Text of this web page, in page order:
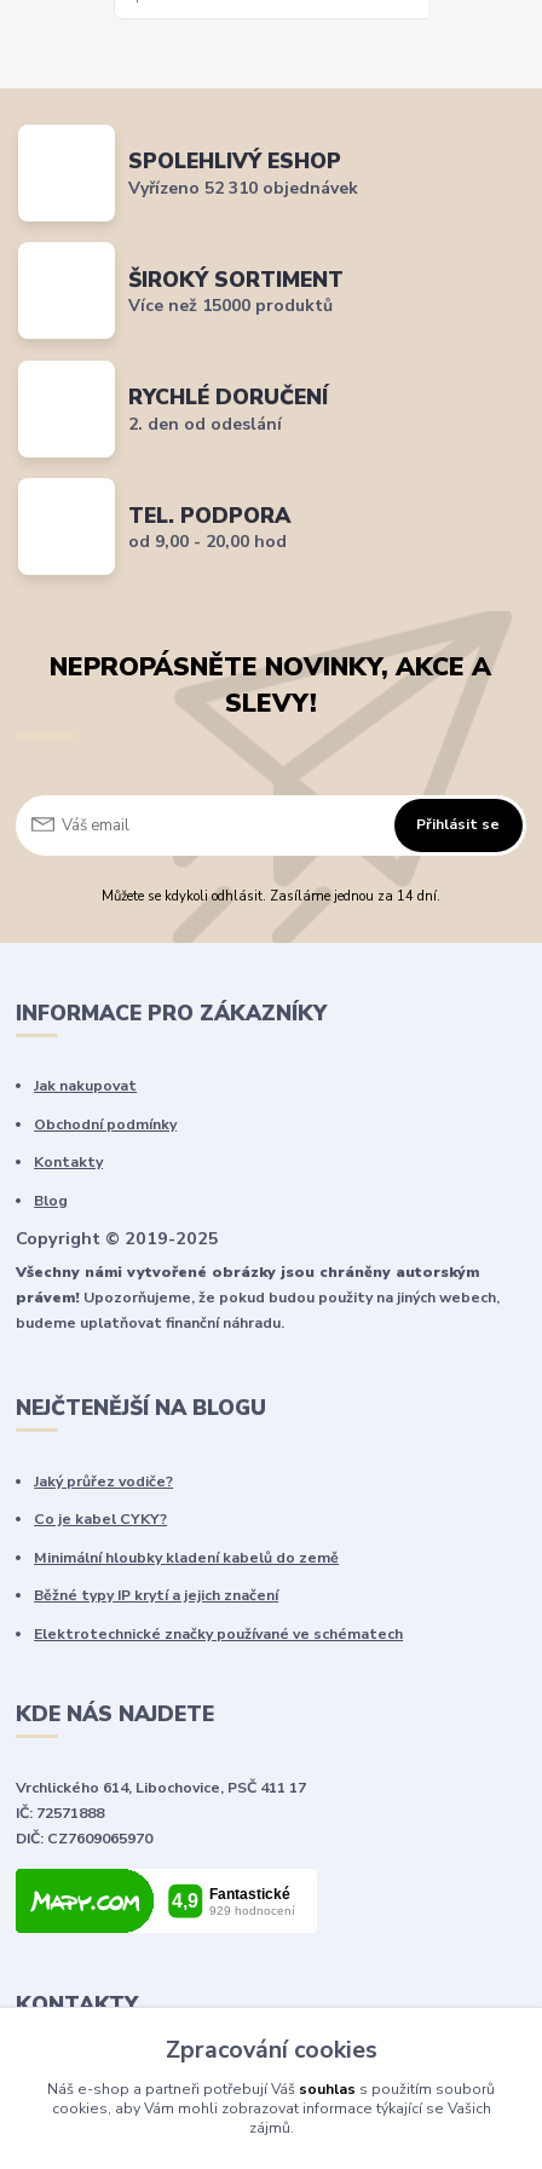
SPOLEHLIVÝ ESHOP
Vyřízeno 52 310 objednávek
ŠIROKÝ SORTIMENT
Více než 15000 produktů
RYCHLÉ DORUČENÍ
2. den od odeslání
TEL. PODPORA
od 9,00 - 20,00 hod
NEPROPÁSNĚTE NOVINKY, AKCE A
SLEVY!
Přihlásit se
Můžete se kdykoli odhlásit. Zasíláme jednou za 14 dní.
INFORMACE PRO ZÁKAZNÍKY
Jak nakupovat
Obchodní podmínky
Kontakty
Blog
Copyright © 2019-2025
Všechny námi vytvořené obrázky jsou chráněny autorským
právem! Upozorňujeme, že pokud budou použity na jiných webech,
budeme uplatňovat finanční náhradu.
NEJČTENĚJŠÍ NA BLOGU
Jaký průřez vodiče?
Co je kabel CYKY?
Minimální hloubky kladení kabelů do země
Běžné typy IP krytí a jejich značení
Elektrotechnické značky používané ve schématech
KDE NÁS NAJDETE
Vrchlického 614, Libochovice, PSČ 411 17
IČ: 72571888
DIČ: CZ7609065970
KONTAKTY
Tomáš Vlček
+420 702 090 443
volejte od 9,00 - 20,00 hod
Zpracování cookies
Náš e-shop a partneři potřebují Váš souhlas s použitím souborů
cookies, aby Vám mohli zobrazovat informace týkající se Vašich
zájmů.